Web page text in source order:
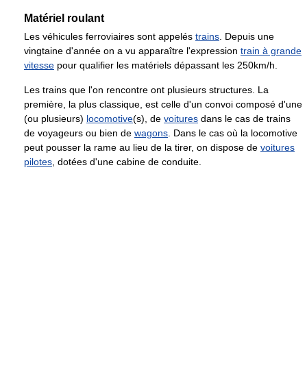
Matériel roulant
Les véhicules ferroviaires sont appelés trains . Depuis une
vingtaine d'année on a vu apparaître l'expression train à grande
vitesse pour qualifier les matériels dépassant les 250km/h.
Les trains que l'on rencontre ont plusieurs structures. La
première, la plus classique, est celle d'un convoi composé d'une
(ou plusieurs) locomotive(s), de voitures dans le cas de trains
de voyageurs ou bien de wagons . Dans le cas où la locomotive
peut pousser la rame au lieu de la tirer, on dispose de voitures
pilotes , dotées d'une cabine de conduite.